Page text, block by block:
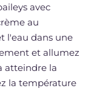
avec
au
l'eau dans une
et allumez
atteindre la
la température